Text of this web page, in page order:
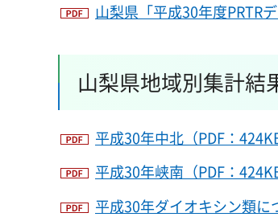
山梨県「平成30年度PRTR
山梨県地域別集計結
平成30年中北（PDF：424KB
平成30年峡南（PDF：424KB
平成30年ダイオキシン類に